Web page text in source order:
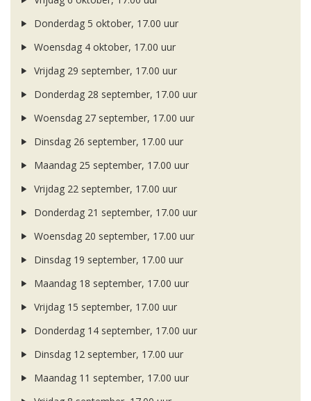
Donderdag 5 oktober, 17.00 uur
Woensdag 4 oktober, 17.00 uur
Vrijdag 29 september, 17.00 uur
Donderdag 28 september, 17.00 uur
Woensdag 27 september, 17.00 uur
Dinsdag 26 september, 17.00 uur
Maandag 25 september, 17.00 uur
Vrijdag 22 september, 17.00 uur
Donderdag 21 september, 17.00 uur
Woensdag 20 september, 17.00 uur
Dinsdag 19 september, 17.00 uur
Maandag 18 september, 17.00 uur
Vrijdag 15 september, 17.00 uur
Donderdag 14 september, 17.00 uur
Dinsdag 12 september, 17.00 uur
Maandag 11 september, 17.00 uur